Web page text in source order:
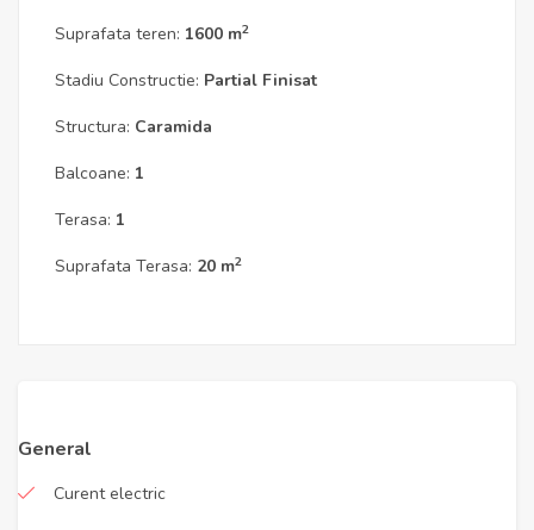
Suprafata teren: 1600 m2
Stadiu Constructie: Partial Finisat
Structura: Caramida
Balcoane: 1
Terasa: 1
Suprafata Terasa: 20 m2
General
Curent electric